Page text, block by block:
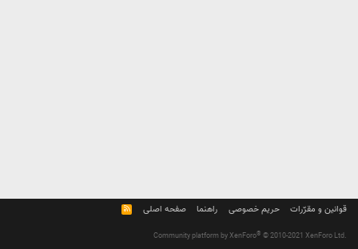
قوانین و مقرّرات حریم خصوصی راهنما صفحه اصلی
R
S
Community platform by XenForo® © 2010-2021 XenForo Ltd.